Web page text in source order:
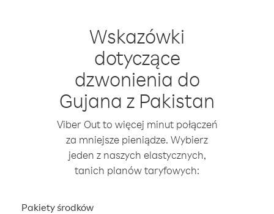
Wskazówki
dotyczące
dzwonienia do
Gujana z Pakistan
Viber Out to więcej minut połączeń
za mniejsze pieniądze. Wybierz
jeden z naszych elastycznych,
tanich planów taryfowych:
Pakiety środków